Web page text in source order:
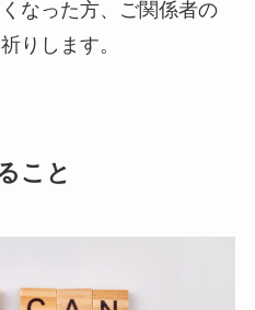
なった方、ご関係者の
りします。
こと